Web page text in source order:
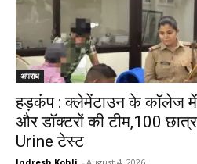
अपराध
हड़कंप : क्लेमेंटाउन के कॉलेज
और डॉक्टरों की टीम,100
Urine टेस्ट